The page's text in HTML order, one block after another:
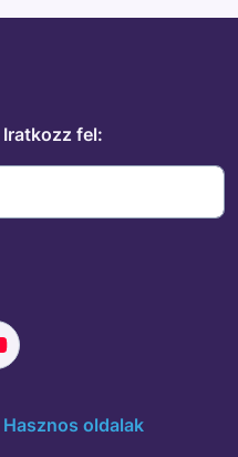
Iratkozz fel:
Hasznos oldalak